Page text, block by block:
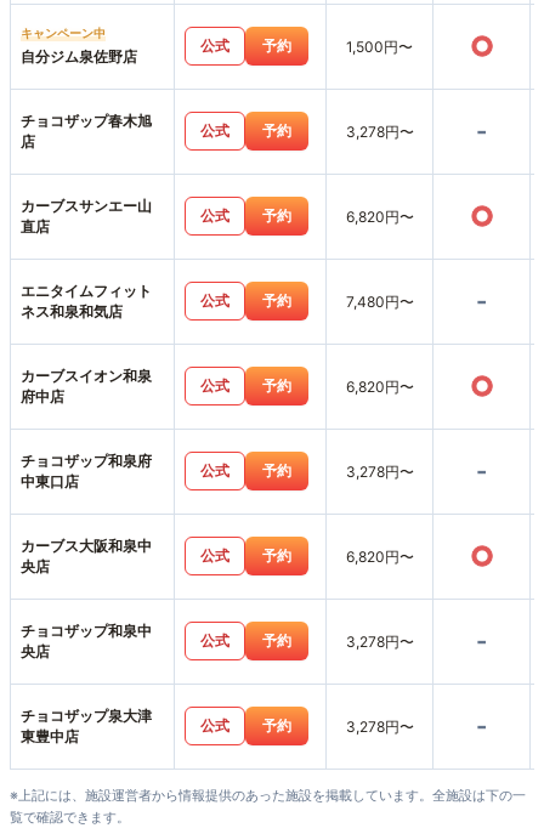
キャンペーン中
自分ジム泉佐野店
公式 予約 1,500円〜 ○
チョコザップ春木旭
店
公式 予約 3,278円〜 -
カーブスサンエー山
直店
公式 予約 6,820円〜 ○
エニタイムフィット
ネス和泉和気店
公式 予約 7,480円〜 -
カーブスイオン和泉
府中店
公式 予約 6,820円〜 ○
チョコザップ和泉府
中東口店
公式 予約 3,278円〜 -
カーブス大阪和泉中
央店
公式 予約 6,820円〜 ○
チョコザップ和泉中
央店
公式 予約 3,278円〜 -
チョコザップ泉大津
東豊中店
公式 予約 3,278円〜 -
※上記には、施設運営者から情報提供のあった施設を掲載しています。全施設は下の一
覧で確認できます。